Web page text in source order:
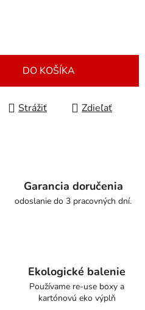
DO KOŠÍKA
Strážiť Zdieľať
Garancia doručenia
odoslanie do 3 pracovných dní.
Ekologické balenie
Používame re-use boxy a
kartónovú eko výplň